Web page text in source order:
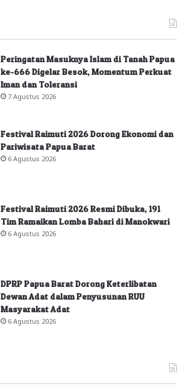
Peringatan Masuknya Islam di Tanah Papua
ke-666 Digelar Besok, Momentum Perkuat
Iman dan Toleransi
7 Agustus 2026
Festival Raimuti 2026 Dorong Ekonomi dan
Pariwisata Papua Barat
6 Agustus 2026
Festival Raimuti 2026 Resmi Dibuka, 191
Tim Ramaikan Lomba Bahari di Manokwari
6 Agustus 2026
DPRP Papua Barat Dorong Keterlibatan
Dewan Adat dalam Penyusunan RUU
Masyarakat Adat
6 Agustus 2026